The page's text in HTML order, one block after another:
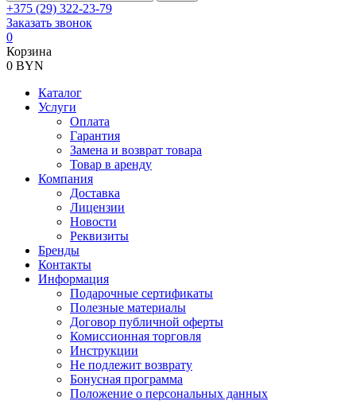
+375 (29) 322-23-79
Заказать звонок
0
Корзина
0 BYN
Каталог
Услуги
Оплата
Гарантия
Замена и возврат товара
Товар в аренду
Компания
Доставка
Лицензии
Новости
Реквизиты
Бренды
Контакты
Информация
Подарочные сертификаты
Полезные материалы
Договор публичной оферты
Комиссионная торговля
Инструкции
Не подлежит возврату
Бонусная программа
Положение о персональных данных